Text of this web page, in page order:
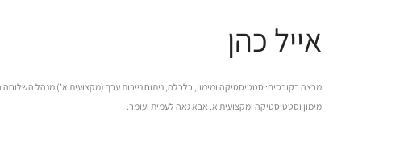
אייל כהן
מימון וסטטיסטיקה ומקצועית א. אבא גאה לעמית ועומר.